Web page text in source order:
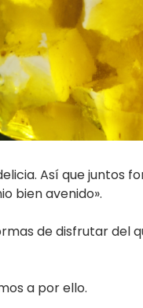
Así que juntos
bien avenido».
de disfrutar del
a por ello.